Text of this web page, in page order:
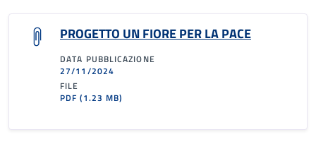
PROGETTO UN FIORE PER LA PACE
DATA PUBBLICAZIONE
27/11/2024
FILE
PDF(1.23 MB)